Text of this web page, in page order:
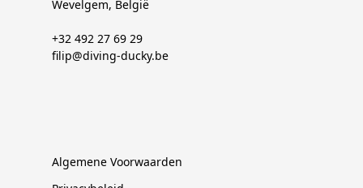
Wevelgem, België
+32 492 27 69 29
filip@diving-ducky.be
Algemene Voorwaarden